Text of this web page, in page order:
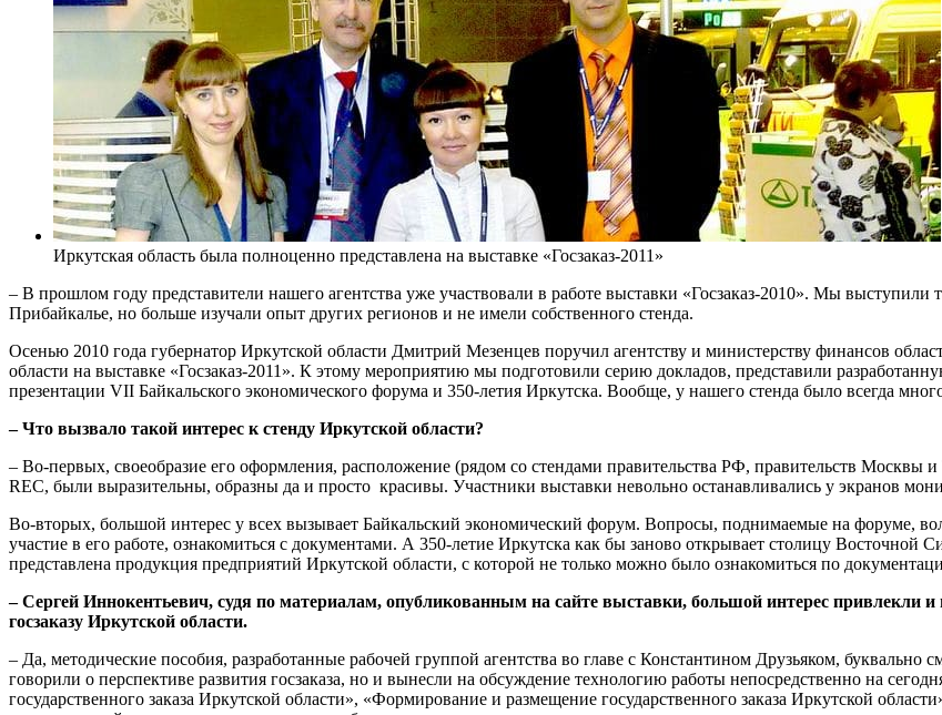
Иркутская область была полноценно представлена на выставке «Госзаказ-2011»
– В прошлом году представители нашего агентства уже участвовали в работе выставки «Госзаказ-2010». Мы
Прибайкалье, но больше изучали опыт других регионов и не имели собственного стенда.
Осенью 2010 года губернатор Иркутской области Дмитрий Мезенцев поручил агентству и министерству финансов
области на выставке «Госзаказ-2011». К этому мероприятию мы подготовили серию докладов, представили
презентации VII Байкальского экономического форума и 350-летия Иркутска. Вообще, у нашего стенда было всегда
– Что вызвало такой интерес к стенду Иркутской области?
– Во-первых, своеобразие его оформления, расположение (рядом со стендами правительства РФ, правительств Москвы
REC, были выразительны, образны да и просто красивы. Участники выставки невольно останавливались у экранов
Во-вторых, большой интерес у всех вызывает Байкальский экономический форум. Вопросы, поднимаемые на форуме,
участие в его работе, ознакомиться с документами. А 350-летие Иркутска как бы заново открывает столицу
представлена продукция предприятий Иркутской области, с которой не только можно было ознакомиться по
– Сергей Иннокентьевич, судя по материалам, опубликованным на сайте выставки, большой интерес привлекли
госзаказу Иркутской области.
– Да, методические пособия, разработанные рабочей группой агентства во главе с Константином Друзьяком,
говорили о перспективе развития госзаказа, но и вынесли на обсуждение технологию работы непосредственно на
государственного заказа Иркутской области», «Формирование и размещение государственного заказа Иркутской